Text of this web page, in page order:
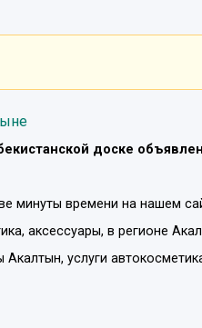
доске
минуты времени на нашем
аксессуары, в регионе
услуги